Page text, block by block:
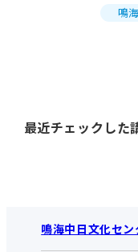
鳴海
最近チェックした
鳴海中日文化セン